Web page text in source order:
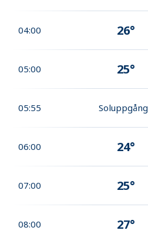
04:00 26°
05:00 25°
05:55 Soluppgång
06:00 24°
07:00 25°
08:00 27°